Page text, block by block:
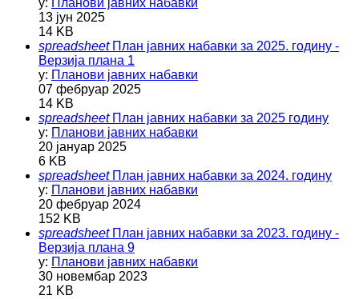
у: Планови јавних набавки
13 јун 2025
14 KB
spreadsheet План јавних набавки за 2025. годину -
Верзија плана 1
у: Планови јавних набавки
07 фебруар 2025
14 KB
spreadsheet План јавних набавки за 2025 годину
у: Планови јавних набавки
20 јануар 2025
6 KB
spreadsheet План јавних набавки за 2024. годину
у: Планови јавних набавки
20 фебруар 2024
152 KB
spreadsheet План јавних набавки за 2023. годину -
Верзија плана 9
у: Планови јавних набавки
30 новембар 2023
21 KB